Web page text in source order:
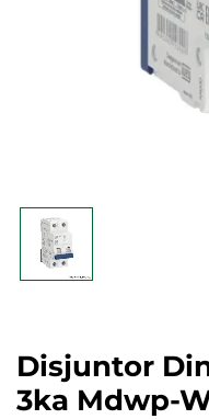
Disjuntor
3ka Mdwp-